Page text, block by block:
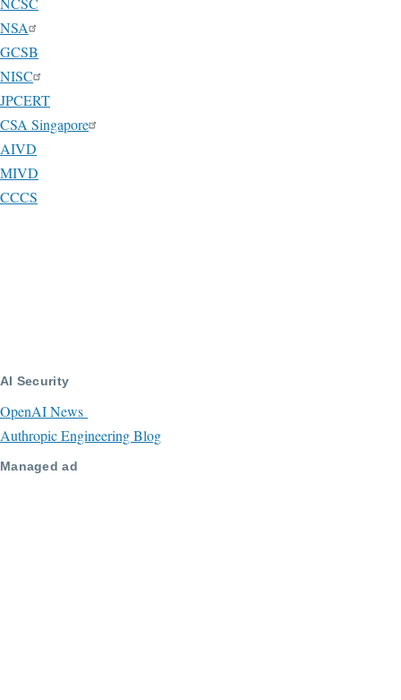
NSA
GCSB
NISC
JPCERT
CSA Singapore
AIVD
MIVD
CCCS
AI Security
OpenAI News
Authropic Engineering Blog
Managed ad